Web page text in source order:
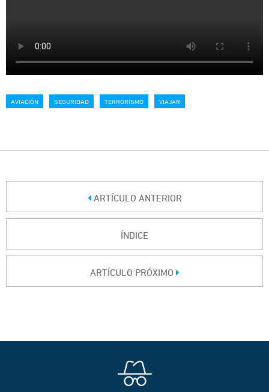
AVIACIÓN SEGURIDAD TERRORISMO VIAJAR
ARTÍCULO ANTERIOR
ÍNDICE
ARTÍCULO PRÓXIMO